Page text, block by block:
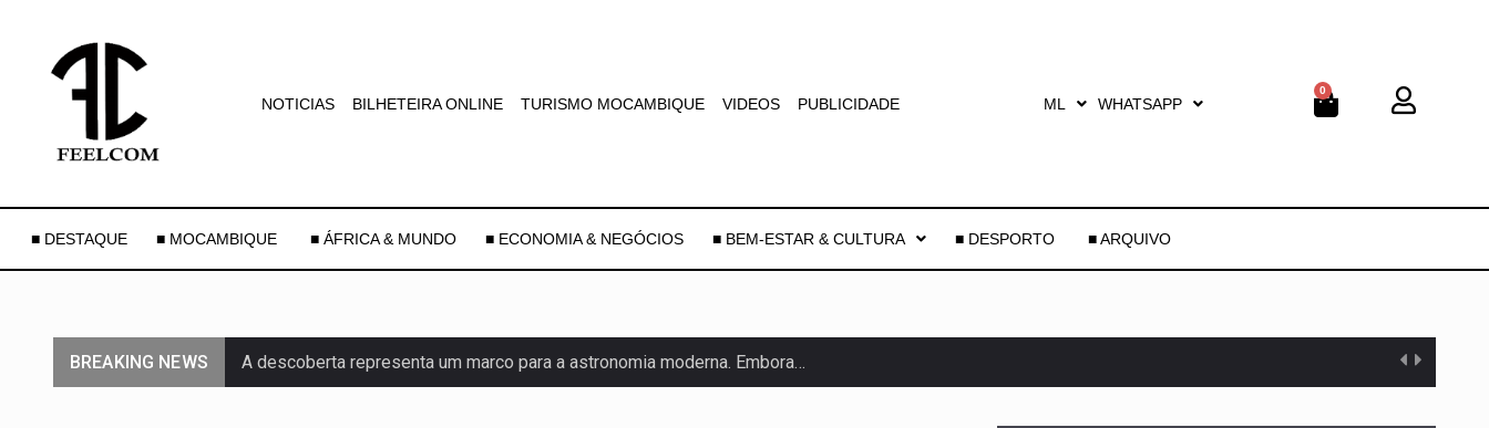
NOTICIAS BILHETEIRA ONLINE TURISMO MOCAMBIQUE VIDEOS PUBLICIDADE ML WHATSAPP
0
■ DESTAQUE ■ MOCAMBIQUE ■ ÁFRICA & MUNDO ■ ECONOMIA & NEGÓCIOS ■ BEM-ESTAR & CULTURA ■ DESPORTO ■ ARQUIVO
BREAKING NEWS A descoberta representa um marco para a astronomia moderna. Embora…